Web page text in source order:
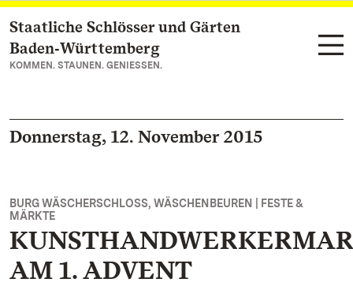
Zum Hauptinhalt springen
Staatliche Schlösser und Gärten
Baden‑Württemberg
KOMMEN. STAUNEN. GENIESSEN.
Donnerstag, 12. November 2015
BURG WÄSCHERSCHLOSS, WÄSCHENBEUREN | FESTE &
MÄRKTE
AM 1. ADVENT